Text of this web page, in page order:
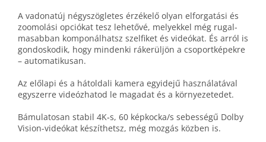
A vadonatúj négy­szögletes érzékelő olyan el­forgatási és
zoom­olási opciókat tesz lehe­tő­vé, melyekkel még rugal­
ma­sab­ban kom­po­nál­hatsz szelfi­ket és videókat. És arról is
gondos­ko­dik, hogy mindenki rá­kerüljön a csoport­képekre
– automatikusan.
Az elő­lapi és a hát­oldali kamera egy­idejű használa­tával
egy­szerre videóz­ha­tod le magadat és a környezetedet.
Bámulatosan stabil 4K‑s, 60 képkocka/s sebességű Dolby
Vision-videókat készít­hetsz, még mozgás közben is.